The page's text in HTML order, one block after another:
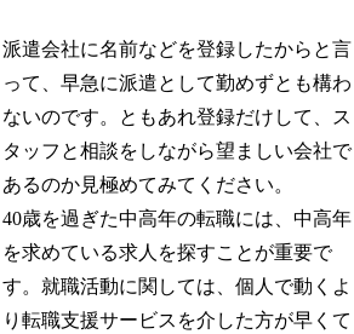
派遣会社に名前などを登録したからと言
って、早急に派遣として勤めずとも構わ
ないのです。ともあれ登録だけして、ス
タッフと相談をしながら望ましい会社で
あるのか見極めてみてください。
40歳を過ぎた中高年の転職には、中高年
を求めている求人を探すことが重要で
す。就職活動に関しては、個人で動くよ
り転職支援サービスを介した方が早くて